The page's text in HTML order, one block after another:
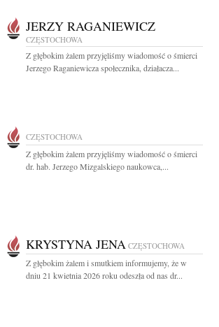
JERZY RAGANIEWICZ
CZĘSTOCHOWA
Z głębokim żalem przyjęliśmy wiadomość o śmierci
Jerzego Raganiewicza społecznika, działacza...
CZĘSTOCHOWA
Z głębokim żalem przyjęliśmy wiadomość o śmierci
dr. hab. Jerzego Mizgalskiego naukowca,...
KRYSTYNA JENA CZĘSTOCHOWA
Z głębokim żalem i smutkiem informujemy, że w
dniu 21 kwietnia 2026 roku odeszła od nas dr...